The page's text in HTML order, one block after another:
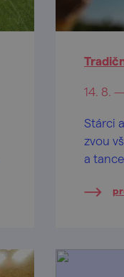
14. 8.
Stárci
zvou
a